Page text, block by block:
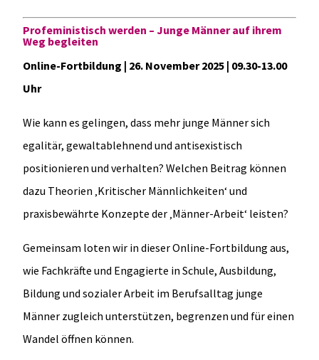
Profeministisch werden – Junge Männer auf ihrem
Weg begleiten
Online-Fortbildung | 26. November 2025 | 09.30-13.00
Uhr
Wie kann es gelingen, dass mehr junge Männer sich
egalitär, gewaltablehnend und antisexistisch
positionieren und verhalten? Welchen Beitrag können
dazu Theorien ‚Kritischer Männlichkeiten‘ und
praxisbewährte Konzepte der ‚Männer-Arbeit‘ leisten?
Gemeinsam loten wir in dieser Online-Fortbildung aus,
wie Fachkräfte und Engagierte in Schule, Ausbildung,
Bildung und sozialer Arbeit im Berufsalltag junge
Männer zugleich unterstützen, begrenzen und für einen
Wandel öffnen können.